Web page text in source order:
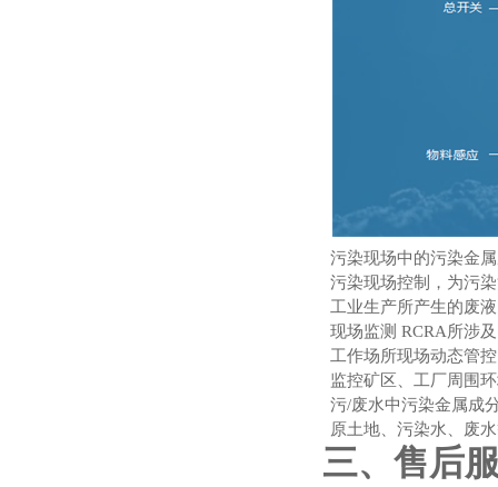
污染现场中的污染金
污染现场控制，为污
工业生产所产生的废
现场监测 RCRA所涉
工作场所现场动态管
监控矿区、工厂周围
污/废水中污染金属成
原土地、污染水、废
三、售后